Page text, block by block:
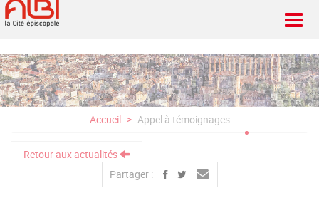
Aller
au
Accueil Appel à témoignages
Retour aux actualités
Partager :